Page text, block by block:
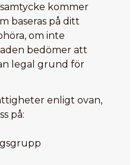
kommer
baseras på ditt
om inte
bedömer att
legal grund för
enligt ovan,
på: